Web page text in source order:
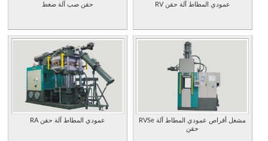
حقن صب آلة ضغط RV عمودي المطاط آلة حقن
RA عمودي المطاط آلة حقن
RVSe مشغل أقراص عمودي المطاط آلة
حقن